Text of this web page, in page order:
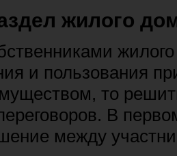
жилого
и пользования
то
В
между